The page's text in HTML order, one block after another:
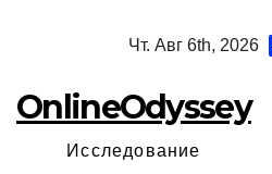
Чт. Авг 6th, 2026
OnlineOdyssey
Исследование